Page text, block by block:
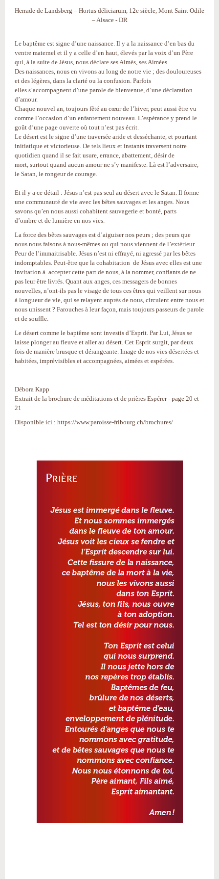
Herrade de Landsberg – Hortus déliciarum, 12e siècle, Mont Saint Odile
– Alsace - DR
Le baptême est signe d’une naissance. Il y a la naissance d’en bas du
ventre maternel et il y a celle d’en haut, élevés par la voix d’un Père
qui, à la suite de Jésus, nous déclare ses Aimés, ses Aimées.
Des naissances, nous en vivons au long de notre vie ; des douloureuses
et des légères, dans la clarté ou la confusion. Parfois
elles s’accompagnent d’une parole de bienvenue, d’une déclaration
d’amour.
Chaque nouvel an, toujours fêté au cœur de l’hiver, peut aussi être vu
comme l’occasion d’un enfantement nouveau. L’espérance y prend le
goût d’une page ouverte où tout n’est pas écrit.
Le désert est le signe d’une traversée aride et desséchante, et pourtant
initiatique et victorieuse. De tels lieux et instants traversent notre
quotidien quand il se fait usure, errance, abattement, désir de
mort, surtout quand aucun amour ne s’y manifeste. Là est l’adversaire,
le Satan, le rongeur de courage.
Et il y a ce détail : Jésus n’est pas seul au désert avec le Satan. Il forme
une communauté de vie avec les bêtes sauvages et les anges. Nous
savons qu’en nous aussi cohabitent sauvagerie et bonté, parts
d’ombre et de lumière en nos vies.
La force des bêtes sauvages est d’aiguiser nos peurs ; des peurs que
nous nous faisons à nous-mêmes ou qui nous viennent de l’extérieur.
Peur de l’immaitrisable. Jésus n’est ni effrayé, ni agressé par les bêtes
indomptables. Peut-être que la cohabitation de Jésus avec elles est une
invitation à accepter cette part de nous, à la nommer, confiants de ne
pas leur être livrés. Quant aux anges, ces messagers de bonnes
nouvelles, n’ont-ils pas le visage de tous ces êtres qui veillent sur nous
à longueur de vie, qui se relayent auprès de nous, circulent entre nous et
nous unissent ? Farouches à leur façon, mais toujours passeurs de parole
et de souffle.
Le désert comme le baptême sont investis d’Esprit. Par Lui, Jésus se
laisse plonger au fleuve et aller au désert. Cet Esprit surgit, par deux
fois de manière brusque et dérangeante. Image de nos vies désertées et
habitées, imprévisibles et accompagnées, aimées et espérées.
Débora Kapp
Extrait de la brochure de méditations et de prières Espérer - page 20 et
21
Disponible ici : https://www.paroisse-fribourg.ch/brochures/